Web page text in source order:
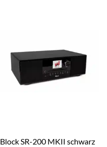
Block SR-200 MKII schwarz